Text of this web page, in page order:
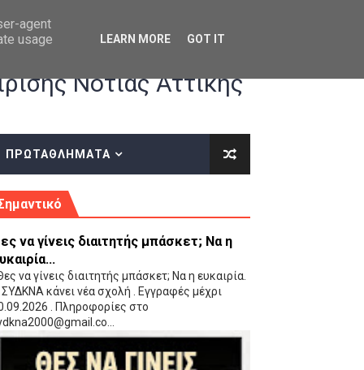
οδηγίες επί του ΚΑΝΟΝΙΣΜΟΥ ΕΓΓΡΑΦΩΝ-ΜΕΤΑΓΡΑΦΩΝ ΤΗΣ
(VIDEO)
Νότιας Αττικής
ΠΡΩΤΑΘΛΗΜΑΤΑ
να γίνεις διαιτητής μπάσκετ; Να η
να γίνεις διαιτητής μπάσκετ; Να η ευκαιρία.
κάνει νέα σχολή . Εγγραφές μέχρι
. Πληροφορίες στο
agent
usage
LEARN MORE GOT IT